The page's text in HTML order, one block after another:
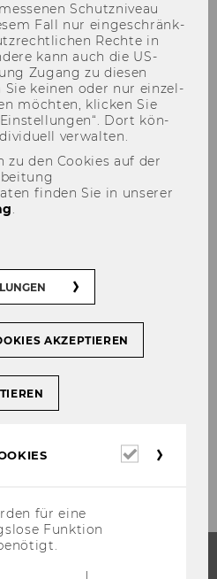
and grou­
Using SAP
Schutz­ni­veau
Fall nur ein­ge­schränk­
Rech­te in
kann auch die US-​
Zu­gang zu die­sen
Sie kei­nen oder nur ein­zel­
möch­ten, kli­cken Sie
Dort kön­
ver­wal­ten.
den Cookies auf der
finden Sie in unserer
.
AKZEPTIEREN
für eine
Funktion